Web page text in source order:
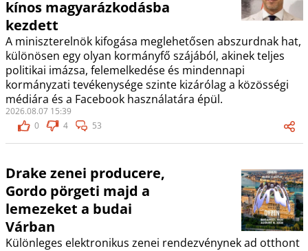
kínos magyarázkodásba
kezdett
A miniszterelnök kifogása meglehetősen abszurdnak hat,
különösen egy olyan kormányfő szájából, akinek teljes
politikai imázsa, felemelkedése és mindennapi
kormányzati tevékenysége szinte kizárólag a közösségi
médiára és a Facebook használatára épül.
2026.08.07 15:39
0
4 53
Drake zenei producere,
Gordo pörgeti majd a
lemezeket a budai
Várban
Különleges elektronikus zenei rendezvénynek ad otthont